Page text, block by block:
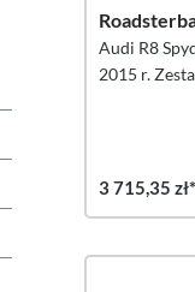
Audi R8
2015 r.
3 715,35 zł*